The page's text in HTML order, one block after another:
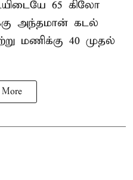
65 கிலோ
அந்தமான் கடல்
மணிக்கு 40 முதல்